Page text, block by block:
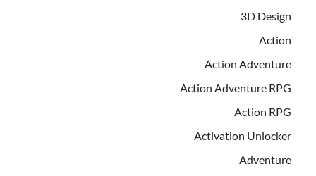
3D Design
Action
Action Adventure
Action Adventure RPG
Action RPG
Activation Unlocker
Adventure